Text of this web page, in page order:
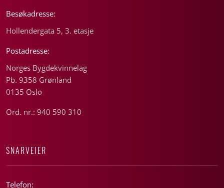
Besøkadresse:
Hollendergata 5, 3. etasje
Postadresse:
Norges Bygdekvinnelag
Pb. 9358 Grønland
0135 Oslo
Ord. nr.: 940 590 310
SNARVEIER
Telefon: